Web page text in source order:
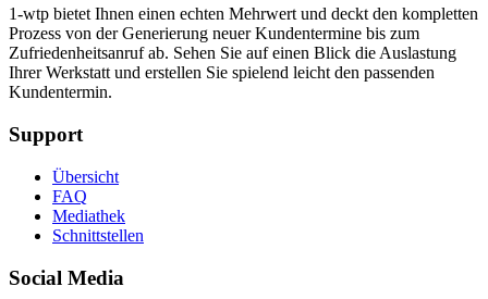
1-wtp bietet Ihnen einen echten Mehrwert und deckt den kompletten
Prozess von der Generierung neuer Kundentermine bis zum
Zufriedenheitsanruf ab. Sehen Sie auf einen Blick die Auslastung
Ihrer Werkstatt und erstellen Sie spielend leicht den passenden
Kundentermin.
Support
Übersicht
FAQ
Mediathek
Schnittstellen
Social Media